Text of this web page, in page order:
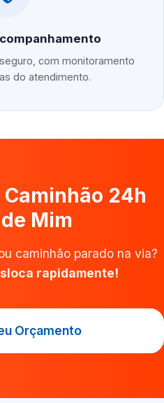
com monitoramento
do atendimento.
24h
Mim
caminhão parado na via?
rapidamente!
Orçamento